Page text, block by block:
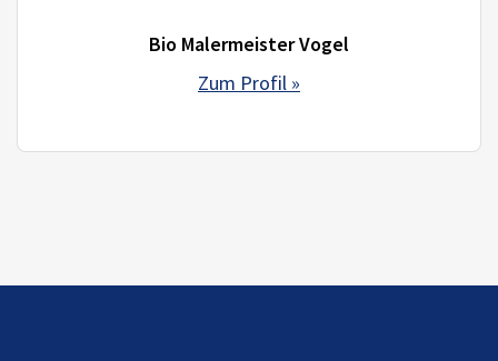
Bio Malermeister Vogel
Zum Profil »